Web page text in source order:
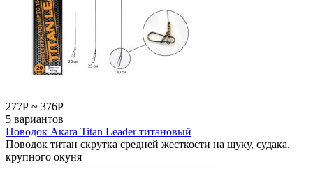
277Р ~ 376Р
5 вариантов
Поводок Акаrа Titan Leader титановый
Поводок титан скрутка средней жесткости на щуку, судака,
крупного окуня